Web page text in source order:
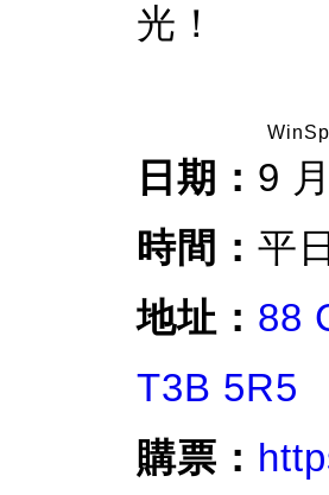
光！
日期： 9
時間： 平
地址： 88
T3B 5R5
購票：